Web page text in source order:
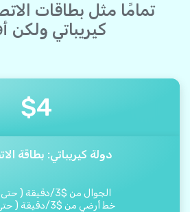
تمامًا مثل بطاقات
كيريباتي
$4
دولة كيريباتي: بطاقة
الجوال من $
3
/دقيقة ( حتى
خط أرضي من $
3
/دقيقة (